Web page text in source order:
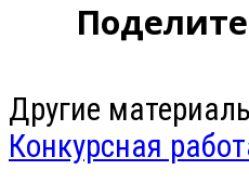
Другие
Конкурсная